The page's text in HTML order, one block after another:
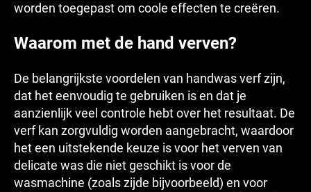
worden toegepast om coole effecten te creëren.
Waarom met de hand verven?
De belangrijkste voordelen van handwas verf zijn,
dat het eenvoudig te gebruiken is en dat je
aanzienlijk veel controle hebt over het resultaat. De
verf kan zorgvuldig worden aangebracht, waardoor
het een uitstekende keuze is voor het verven van
delicate was die niet geschikt is voor de
wasmachine (zoals zijde bijvoorbeeld) en voor